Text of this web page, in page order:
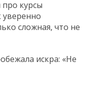
курсы
сложная, что не
искра: «Не